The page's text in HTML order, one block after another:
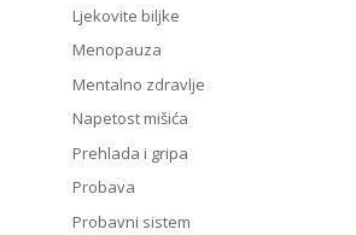
Ljekovite biljke
Menopauza
Mentalno zdravlje
Napetost mišića
Prehlada i gripa
Probava
Probavni sistem